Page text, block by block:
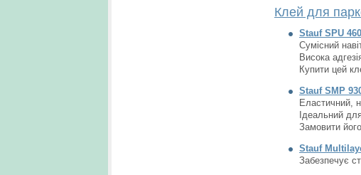
Клей для
Stauf SPU 460
Сумісний
Висока
Купити цей
Stauf SMP
Еластичний,
Ідеальний
Замовити
Stauf
Забезпечує